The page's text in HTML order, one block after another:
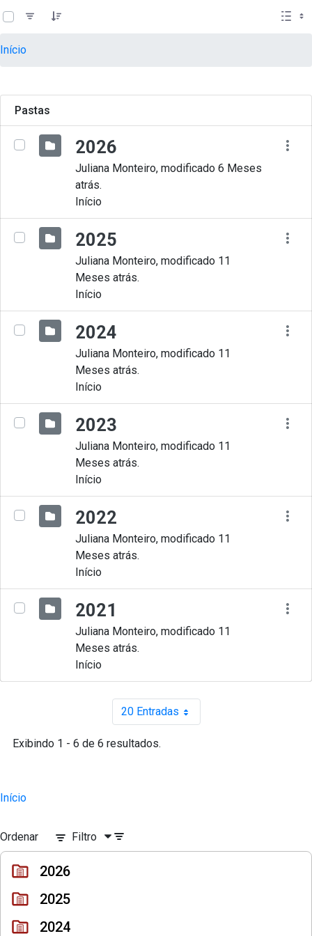
Pular para o Conteúdo principal
teste descricao
Início
Pastas
2026
Juliana Monteiro, modificado 6 Meses
atrás.
Início
2025
Juliana Monteiro, modificado 11
Meses atrás.
Início
2024
Juliana Monteiro, modificado 11
Meses atrás.
Início
2023
Juliana Monteiro, modificado 11
Meses atrás.
Início
2022
Juliana Monteiro, modificado 11
Meses atrás.
Início
2021
Juliana Monteiro, modificado 11
Meses atrás.
Início
20 EntradasPor página
Exibindo 1 - 6 de 6 resultados.
Início
Ordenar Filtro
2026
2025
2024